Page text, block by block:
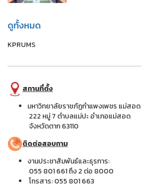
ดูทั้งหมด
KPRUMS
สถานที่ตั้ง
มหาวิทยาลัยราชภัฏกำแพงเพชร แม่สอด
222 หมู่ 7 ตำบลแม่ปะ อำเภอแม่สอด
จังหวัดตาก 63110
ติดต่อสอบถาม
งานประชาสัมพันธ์และธุรการ:
055 801 661 ถึง 2 ต่อ 8000
โทรสาร: 055 801 663